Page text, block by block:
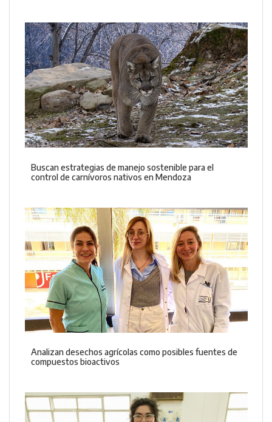
Buscan estrategias de manejo sostenible para el
control de carnívoros nativos en Mendoza
Analizan desechos agrícolas como posibles fuentes de
compuestos bioactivos